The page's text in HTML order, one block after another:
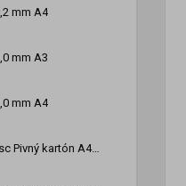
mm A4
mm A3
mm A4
Pivný kartón A4